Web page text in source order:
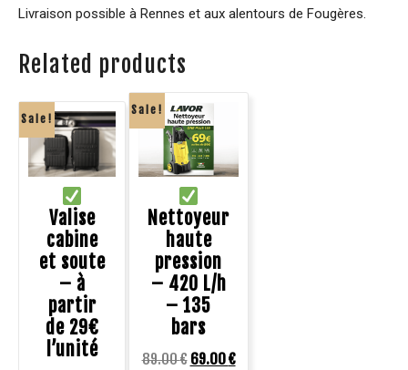
Livraison possible à Rennes et aux alentours de Fougères.
Related products
Sale!
Valise
cabine
et soute
– à
partir
de 29€
l’unité
Sale!
Nettoyeur
haute
pression
– 420 L/h
– 135
bars
89.00€ 69.00€